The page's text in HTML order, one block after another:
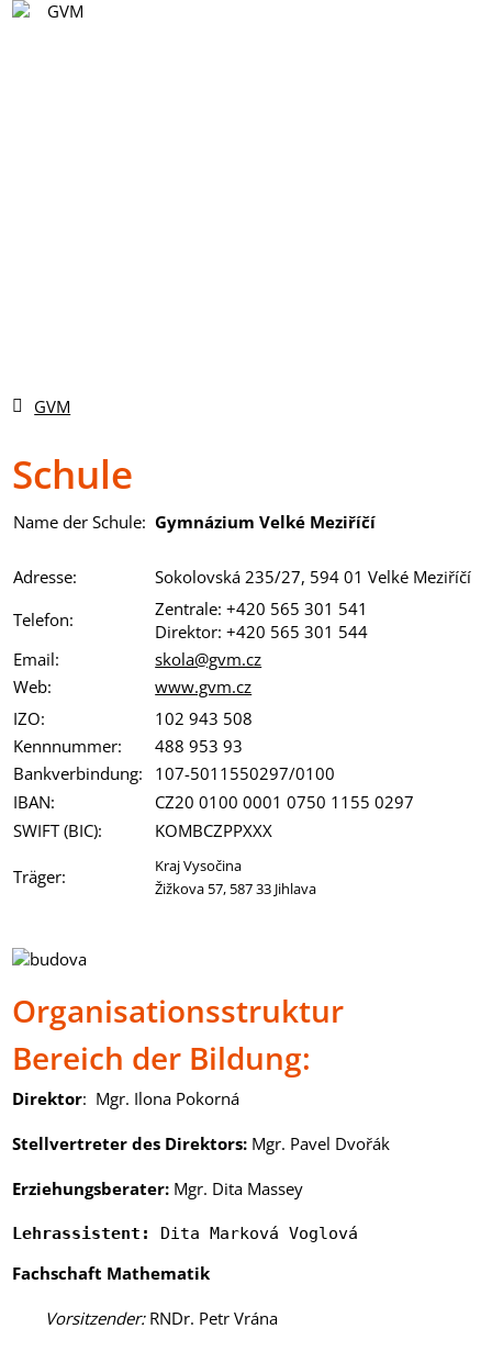
GVM
Schule
Name der Schule: Gymnázium Velké Meziříčí
Adresse:
Sokolovská 235/27, 594 01 Velké Meziříčí
Telefon:
Zentrale: +420 565 301 541
Direktor: +420 565 301 544
Email:
skola@gvm.cz
Web:
www.gvm.cz
IZO:
102 943 508
Kennnummer:
488 953 93
Bankverbindung:
107-5011550297/0100
IBAN:
CZ20 0100 0001 0750 1155 0297
SWIFT (BIC):
KOMBCZPPXXX
Träger:
Kraj Vysočina
Žižkova 57, 587 33 Jihlava
Organisationsstruktur
Bereich der Bildung:
Direktor: Mgr. Ilona Pokorná
Stellvertreter des Direktors: Mgr. Pavel Dvořák
Erziehungsberater: Mgr. Dita Massey
Lehrassistent: Dita Marková Voglová
Fachschaft Mathematik
Vorsitzender:RNDr. Petr Vrána